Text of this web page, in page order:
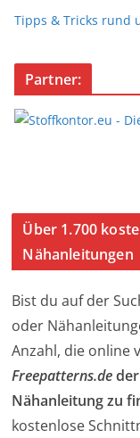
Tipps & Tricks rund
Partner:
Über 1.700
Nähanleitungen
Bist du auf der
oder
Anzahl, die online
Freepatterns.de
Nähanleitung zu
kostenlose